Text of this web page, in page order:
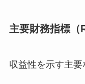
主要財務指標（
収益性を示す主要